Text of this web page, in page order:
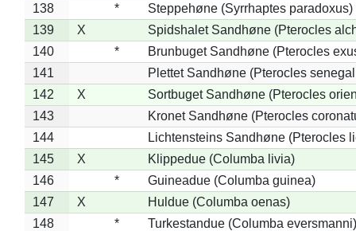
138
*
Steppehøne (Syrrhaptes paradoxus)
139
X
Spidshalet Sandhøne (Pterocles
140
*
Brunbuget Sandhøne (Pterocles
141
Plettet Sandhøne (Pterocles
142
X
Sortbuget Sandhøne (Pterocles
143
Kronet Sandhøne (Pterocles
144
Lichtensteins Sandhøne (Pterocles
145
X
Klippedue (Columba livia)
146
*
Guineadue (Columba guinea)
147
X
Huldue (Columba oenas)
148
*
Turkestandue (Columba eversmanni)